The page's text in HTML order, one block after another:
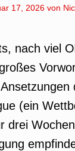
17, 2026 von
nach viel
(ein
drei